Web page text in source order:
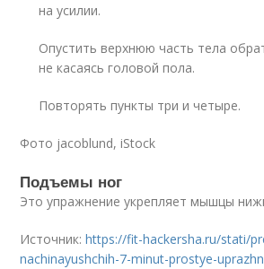
на усилии.
Опустить верхнюю часть тела
не касаясь головой пола.
Повторять пункты три и четыре.
Фото jacoblund, iStock
Подъемы ног
Это упражнение укрепляет мышцы
Источник:https://fit-hackersha.ru/stati/
nachinayushchih-7-minut-prostye-